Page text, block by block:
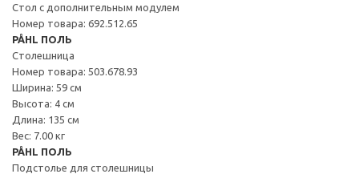
Стол с дополнительным модулем
Номер товара: 692.512.65
PÅHL ПОЛЬ
Столешница
Номер товара: 503.678.93
Ширина: 59 см
Высота: 4 см
Длина: 135 см
Вес: 7.00 кг
PÅHL ПОЛЬ
Подстолье для столешницы